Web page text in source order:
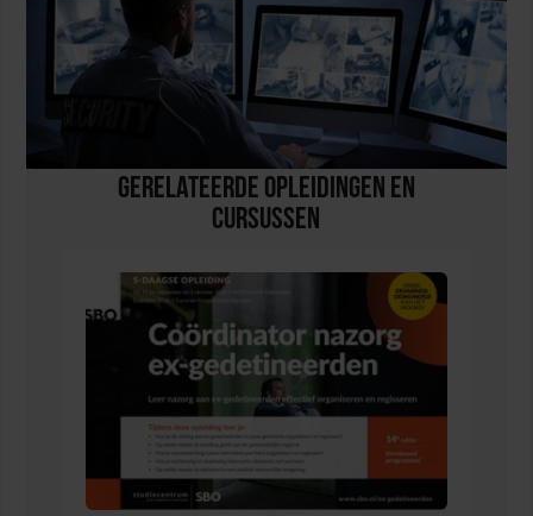
Gerelateerde Opleidingen en
Cursussen